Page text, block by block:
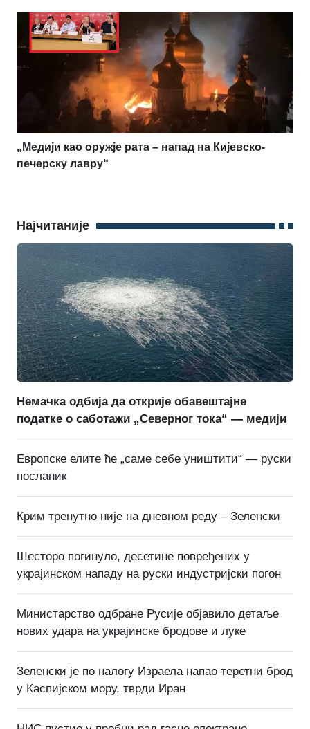
„Медији као оружје рата – напад на Кијевско-
печерску лавру“
Најчитаније
Немачка одбија да открије обавештајне
податке о саботажи „Северног тока“ — медији
Европске елите ће „саме себе уништити“ — руски
посланик
Крим тренутно није на дневном реду – Зеленски
Шесторо погинуло, десетине повређених у
украјинском нападу на руски индустријски погон
Министарство одбране Русије објавило детаље
нових удара на украјинске бродове и луке
Зеленски је по налогу Израела напао теретни брод
у Каспијском мору, тврди Иран